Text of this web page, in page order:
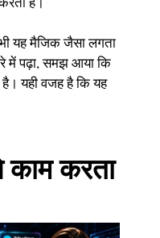
यह मैजिक जैसा लगता
पढ़ा, समझ आया कि
यही वजह है कि यह
करता